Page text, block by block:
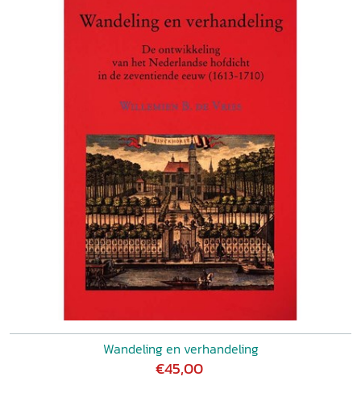
Wandeling en verhandeling
€45,00